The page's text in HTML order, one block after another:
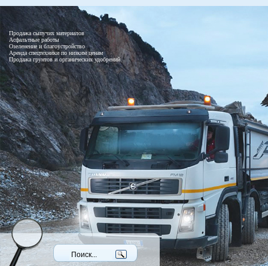
Продажа сыпучих материалов
Асфальтные работы
Озеленение и благоустройство
Аренда спецтехники по низким ценам
Продажа грунтов и органических удобрений